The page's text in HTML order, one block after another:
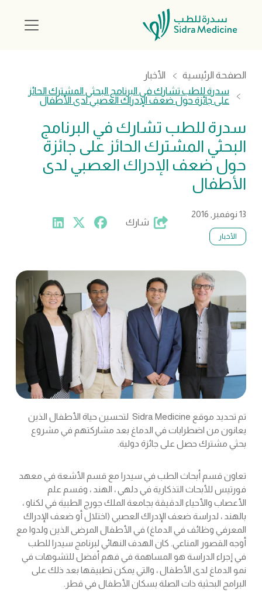
الصفحة الرئيسية
الأخبار
سدرة للطب تشارك في البرنامج البحثي المشترك الحائز
على جائزة حول ضعف الإدراك العصبي لدى الأطفال
سدرة للطب تشارك في البرنامج
البحثي المشترك الحائز على جائزة
حول ضعف الإدراك العصبي لدى
الأطفال
13 نوفمبر, 2016
الأخبار
شارك
تم تحديد موقع Sidra Medicine لتحسين حياة الأطفال الذين
يعانون من اضطرابات في الدماغ بعد مشاركتهم في مشروع
بحثي مشترك حصل على جائزة دولية.
تعاون قسم أبحاث الطب في سيدرا مع قسم الأشعة في معهد
فورتيس للأبحاث التذكارية في دلهي ، الهند ، وقسم علم
الأعصاب والأحياء الدقيقة بجامعة الملك جورج الطبية في لكناو ،
بالهند ، لدراسة ضعف الإدراك العصبي (اختلال أو ضعف الإدراك
المعرفي وظائف في الدماغ) في الأطفال المرضى الذين ولدوا مع
أوجه القصور المناعي. كان الهدف النهائي لبرنامج سيدرا للطب
في إجراء الدراسة هو المساهمة في فهم أفضل للتشوهات في
نمو الدماغ لدى الأطفال ، والتي يمكن تطبيقها بعد ذلك على
البرامج البحثية ذات الصلة بسكان الأطفال في قطر.